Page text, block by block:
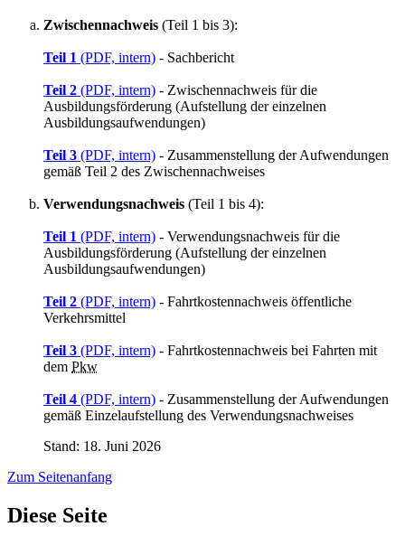
Zwischennachweis (Teil 1 bis 3):
Teil 1 (PDF, intern) - Sachbericht
Teil 2 (PDF, intern) - Zwischennachweis für die
Ausbildungsförderung (Aufstellung der einzelnen
Ausbildungsaufwendungen)
Teil 3 (PDF, intern) - Zusammenstellung der Aufwendungen
gemäß Teil 2 des Zwischennachweises
Verwendungsnachweis (Teil 1 bis 4):
Teil 1 (PDF, intern) - Verwendungsnachweis für die
Ausbildungsförderung (Aufstellung der einzelnen
Ausbildungsaufwendungen)
Teil 2 (PDF, intern) - Fahrtkostennachweis öffentliche
Verkehrsmittel
Teil 3 (PDF, intern) - Fahrtkostennachweis bei Fahrten mit
dem Pkw
Teil 4 (PDF, intern) - Zusammenstellung der Aufwendungen
gemäß Einzelaufstellung des Verwendungsnachweises
Stand: 18. Juni 2026
Zum Seitenanfang
Diese Seite